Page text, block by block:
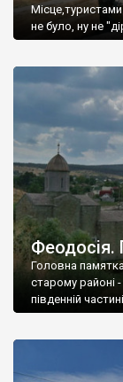
не було, ну не
Феодосія.
Головна
старому районі
південній